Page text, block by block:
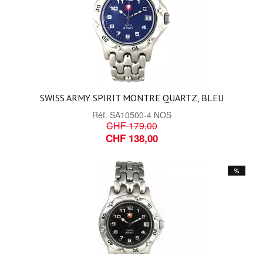
SWISS ARMY SPIRIT MONTRE QUARTZ, BLEU
Réf. SA10500-4 NOS
CHF 179,00
CHF 138,00
%